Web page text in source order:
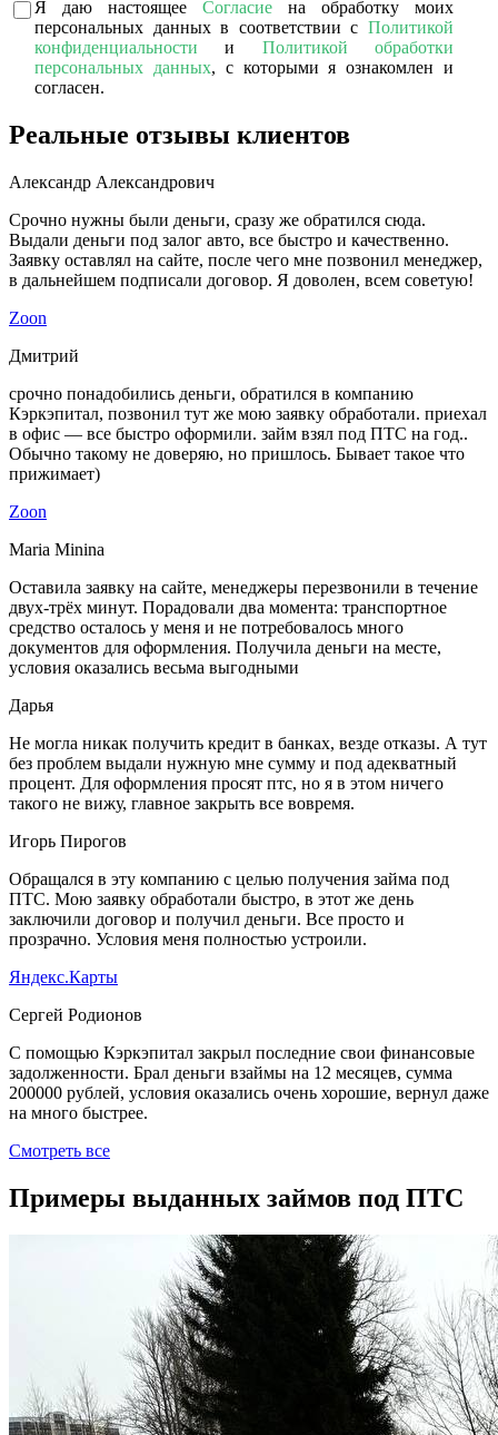
Я даю настоящее Согласие на обработку моих
персональных данных в соответствии с Политикой
конфиденциальности и Политикой обработки
персональных данных, с которыми я ознакомлен и
согласен.
Реальные отзывы клиентов
Александр Александрович
Срочно нужны были деньги, сразу же обратился сюда.
Выдали деньги под залог авто, все быстро и качественно.
Заявку оставлял на сайте, после чего мне позвонил менеджер,
в дальнейшем подписали договор. Я доволен, всем советую!
Zoon
Дмитрий
срочно понадобились деньги, обратился в компанию
Кэркэпитал, позвонил тут же мою заявку обработали. приехал
в офис — все быстро оформили. займ взял под ПТС на год..
Обычно такому не доверяю, но пришлось. Бывает такое что
прижимает)
Zoon
Maria Minina
Оставила заявку на сайте, менеджеры перезвонили в течение
двух-трёх минут. Порадовали два момента: транспортное
средство осталось у меня и не потребовалось много
документов для оформления. Получила деньги на месте,
условия оказались весьма выгодными
Дарья
Не могла никак получить кредит в банках, везде отказы. А тут
без проблем выдали нужную мне сумму и под адекватный
процент. Для оформления просят птс, но я в этом ничего
такого не вижу, главное закрыть все вовремя.
Игорь Пирогов
Обращался в эту компанию с целью получения займа под
ПТС. Мою заявку обработали быстро, в этот же день
заключили договор и получил деньги. Все просто и
прозрачно. Условия меня полностью устроили.
Яндекс.Карты
Сергей Родионов
С помощью Кэркэпитал закрыл последние свои финансовые
задолженности. Брал деньги взаймы на 12 месяцев, сумма
200000 рублей, условия оказались очень хорошие, вернул даже
на много быстрее.
Смотреть все
Примеры выданных займов под ПТС